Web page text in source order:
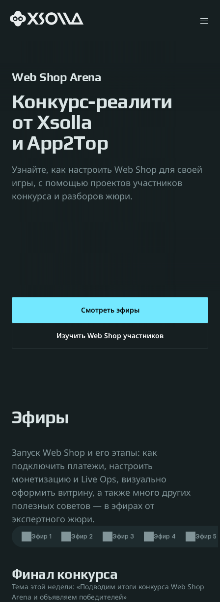
Обсудить с экспертом Войти / Создать аккаунт
Release Notes
О Xsolla
Связаться с нами
Xsolla Payments
Xsolla Mobile SDK
Xsolla Publishing Suite
Xsolla Offerwall
Web Shop Arena
Конкурс-реалити
от Xsolla
и App2Top
Узнайте, как настроить Web Shop для своей
игры, с помощью проектов участников
конкурса и разборов жюри.
Смотреть эфиры
Изучить Web Shop участников
Эфиры
Запуск Web Shop и его этапы: как
подключить платежи, настроить
монетизацию и Live Ops, визуально
оформить витрину, а также много других
полезных советов — в эфирах от
экспертного жюри.
Эфир 1 Эфир 2 Эфир 3 Эфир 4 Эфир 5
Финал конкурса
Тема этой недели: «Подводим итоги конкурса Web Shop
Arena и объявляем победителей»